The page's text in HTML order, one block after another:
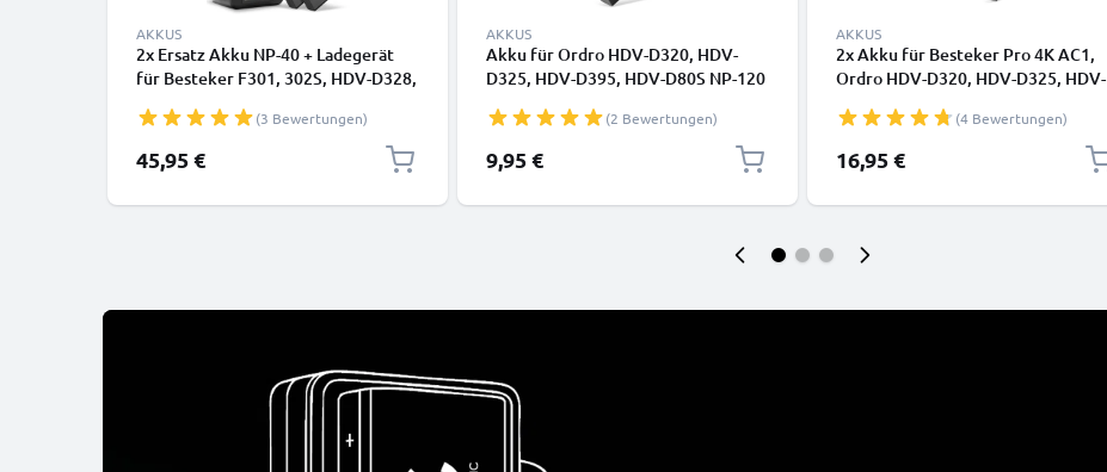
AKKUS
2x Ersatz Akku NP-40 + Ladegerät
für Besteker F301, 302S, HDV-D328,
V8, HDV-301S FHD Kamera -
950mAh Ersatzakku Batterie,
Ladekabel, Akkuladegerät
(3 Bewertungen)
45,95 €
AKKUS
Akku für Ordro HDV-D320, HDV-
D325, HDV-D395, HDV-D80S NP-120
(2 Bewertungen)
9,95 €
AKKUS
2x Akku für Besteker Pro 4K AC1,
Ordro HDV-D320, HDV-D325, HDV-
CELLONIC
(4 Bewertungen)
16,95 €